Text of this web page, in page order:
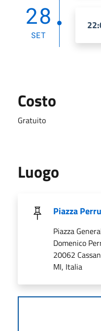
28
SET
Costo
Gratuito
Luogo
Piazza
Piazza
Domenico
20062
MI, Italia